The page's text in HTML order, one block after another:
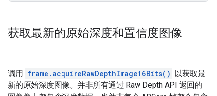
获取最新的原始深度和置信度图像
调用 frame.acquireRawDepthImage16Bits() 以获取最
新的原始深度图像。并非所有通过 Raw Depth API 返回的